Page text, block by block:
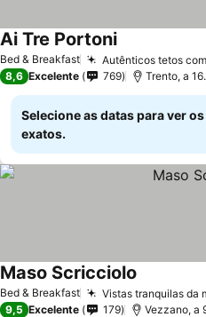
Bed & Breakfast Autênticos tetos
Ai Tre PortoniVer preços
8,6 Excelente 769 Trento, a
Selecione as datas para ver
exatos.
Bed & Breakfast Vistas tranquilas da
Maso Scricciolo
9,5 Excelente 179 Vezzano, a